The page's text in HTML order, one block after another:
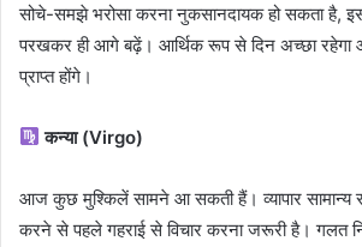
सोचे-समझे भरोसा करना नुकसानदायक हो सकता है,
परखकर ही आगे बढ़ें। आर्थिक रूप से दिन अच्छा
प्राप्त होंगे।
कन्या (Virgo)
आज कुछ मुश्किलें सामने आ सकती हैं। व्यापार सामान्य
करने से पहले गहराई से विचार करना जरूरी है। गलत